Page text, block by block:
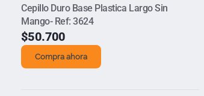
Cepillo Duro Base Plastica Largo Sin
Mango- Ref: 3624
$50.700
Compra ahora